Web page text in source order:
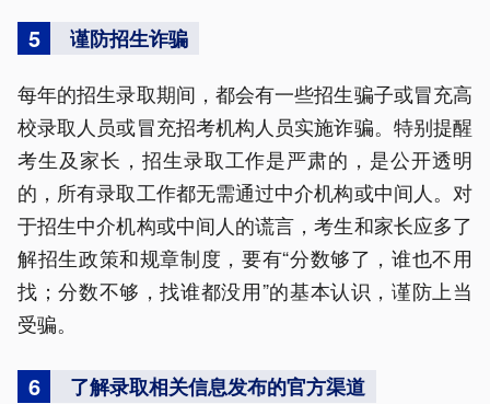
5
谨防招生诈骗
每年的招生录取期间，都会有一些招生骗子或冒充高
校录取人员或冒充招考机构人员实施诈骗。特别提醒
考生及家长，招生录取工作是严肃的，是公开透明
的，所有录取工作都无需通过中介机构或中间人。对
于招生中介机构或中间人的谎言，考生和家长应多了
解招生政策和规章制度，要有“分数够了，谁也不用
找；分数不够，找谁都没用”的基本认识，谨防上当
受骗。
6
了解录取相关信息发布的官方渠道